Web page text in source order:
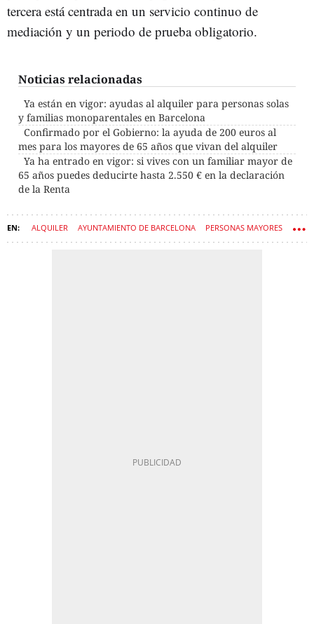
tercera está centrada en un servicio continuo de
mediación y un periodo de prueba obligatorio.
Noticias relacionadas
Ya están en vigor: ayudas al alquiler para personas solas
y familias monoparentales en Barcelona
Confirmado por el Gobierno: la ayuda de 200 euros al
mes para los mayores de 65 años que vivan del alquiler
Ya ha entrado en vigor: si vives con un familiar mayor de
65 años puedes deducirte hasta 2.550 € en la declaración
de la Renta
ALQUILER AYUNTAMIENTO DE BARCELONA PERSONAS MAYORES